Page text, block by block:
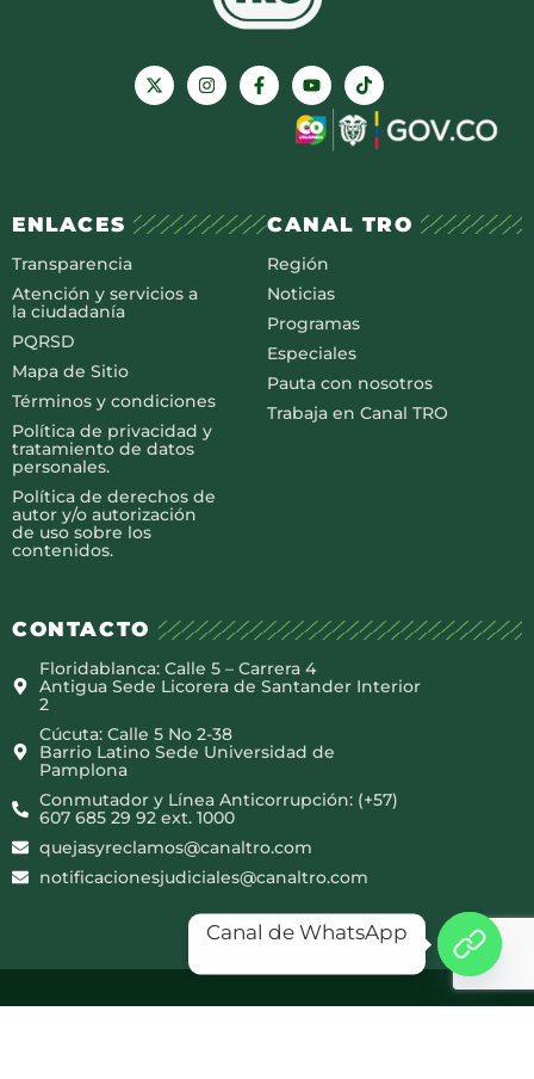
ENLACES
Transparencia
Atención y servicios a
la ciudadanía
PQRSD
Mapa de Sitio
Términos y condiciones
Política de privacidad y
tratamiento de datos
personales.
Política de derechos de
autor y/o autorización
de uso sobre los
contenidos.
CANAL TRO
Región
Noticias
Programas
Especiales
Pauta con nosotros
Trabaja en Canal TRO
CONTACTO
Floridablanca: Calle 5 – Carrera 4
Antigua Sede Licorera de Santander Interior
2
Cúcuta: Calle 5 No 2-38
Barrio Latino Sede Universidad de
Pamplona
Conmutador y Línea Anticorrupción: (+57)
607 685 29 92 ext. 1000
quejasyreclamos@canaltro.com
notificacionesjudiciales@canaltro.com
Canal de WhatsApp